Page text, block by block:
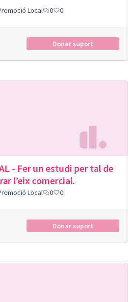
Local 0 0
Donar suport
- Fer un estudi per tal de
l’eix comercial.
Local 0 0
Donar suport